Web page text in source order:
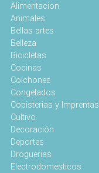
Alimentacion
Animales
Bellas artes
Belleza
Bicicletas
Cocinas
Colchones
Congelados
Copisterias y Imprentas
Cultivo
Decoración
Deportes
Droguerias
Electrodomesticos